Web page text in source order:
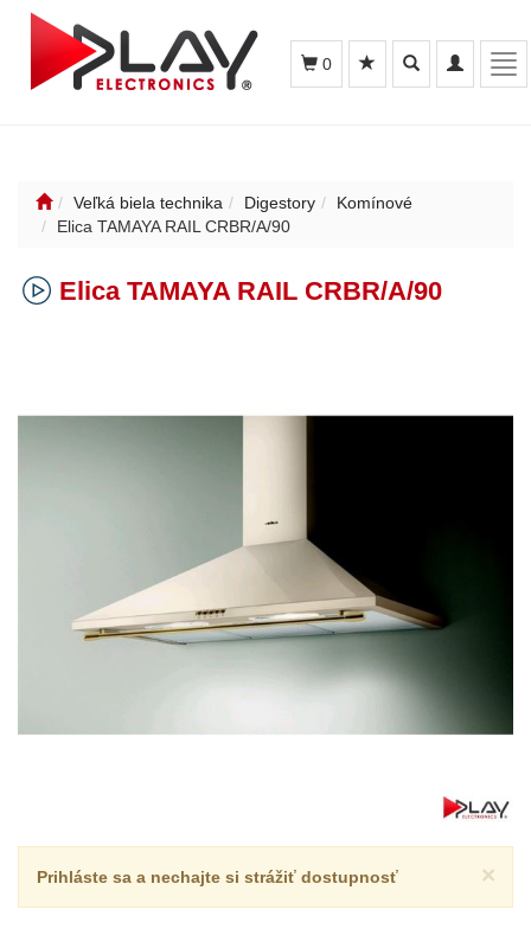
Toggle
navigation
Toggle
search
0
Veľká biela technika Digestory
Komínové
Elica TAMAYA RAIL CRBR/A/90
Elica TAMAYA RAIL CRBR/A/90
×
Prihláste sa a nechajte si strážiť dostupnosť